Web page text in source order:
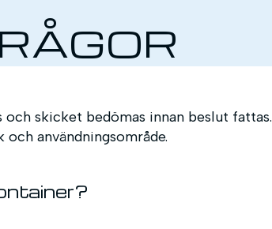
skicket bedömas innan beslut fattas.
användningsområde.